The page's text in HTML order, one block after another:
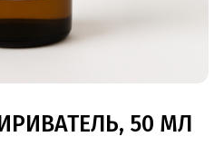
50 МЛ